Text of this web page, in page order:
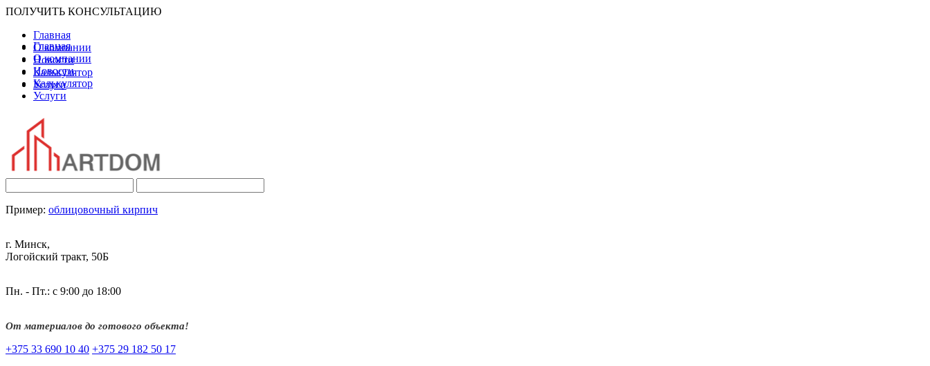
ПОЛУЧИТЬ КОНСУЛЬТАЦИЮ
Главная
О компании
Новости
Калькулятор
Услуги
Главная
О компании
Новости
Калькулятор
Услуги
Пример: облицовочный кирпич
г. Минск,
Логойский тракт, 50Б
Пн. - Пт.: с 9:00 до 18:00
От материалов до готового объекта!
+375 33 690 10 40 +375 29 182 50 17